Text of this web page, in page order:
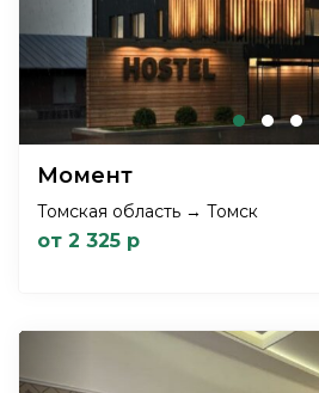
Момент
Томская область → Томск
от 2 325 р